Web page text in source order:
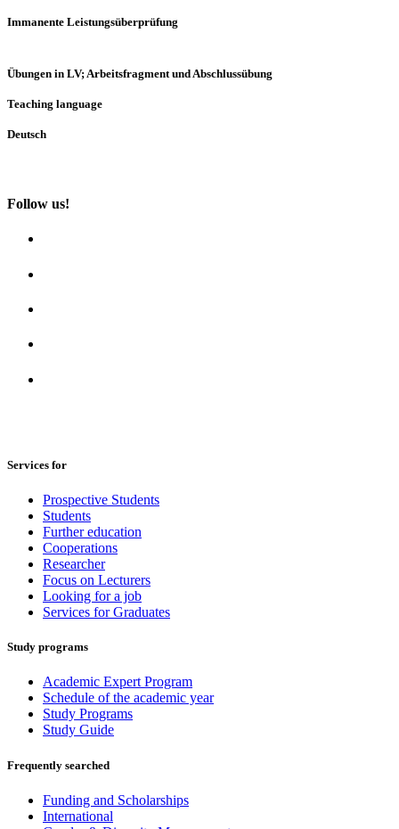
Immanente Leistungsüberprüfung
Übungen in LV; Arbeitsfragment und Abschlussübung
Teaching language
Deutsch
Follow us!
Services for
Prospective Students
Students
Further education
Cooperations
Researcher
Focus on Lecturers
Looking for a job
Services for Graduates
Study programs
Academic Expert Program
Schedule of the academic year
Study Programs
Study Guide
Frequently searched
Funding and Scholarships
International